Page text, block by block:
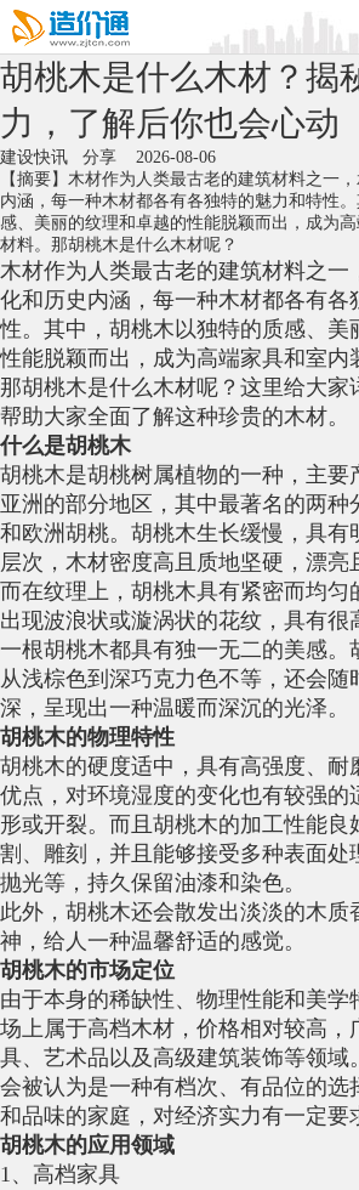
胡桃木是什么木材？揭
力，了解后你也会心动
建设快讯 分享 2026-08-06
【摘要】木材作为人类最古老的建筑材料之一
内涵，每一种木材都各有各独特的魅力和特性
感、美丽的纹理和卓越的性能脱颖而出，成为
材料。那胡桃木是什么木材呢？
木材作为人类最古老的建筑材料之一
化和历史内涵，每一种木材都各有各
性。其中，胡桃木以独特的质感、美
性能脱颖而出，成为高端家具和室内
那胡桃木是什么木材呢？这里给大家
帮助大家全面了解这种珍贵的木材。
什么是胡桃木
胡桃木是胡桃树属植物的一种，主要
亚洲的部分地区，其中最著名的两种
和欧洲胡桃。胡桃木生长缓慢，具有
层次，木材密度高且质地坚硬，漂亮
而在纹理上，胡桃木具有紧密而均匀
出现波浪状或漩涡状的花纹，具有很
一根胡桃木都具有独一无二的美感。
从浅棕色到深巧克力色不等，还会随
深，呈现出一种温暖而深沉的光泽。
胡桃木的物理特性
胡桃木的硬度适中，具有高强度、耐
优点，对环境湿度的变化也有较强的
形或开裂。而且胡桃木的加工性能良
割、雕刻，并且能够接受多种表面处
抛光等，持久保留油漆和染色。
此外，胡桃木还会散发出淡淡的木质
神，给人一种温馨舒适的感觉。
胡桃木的市场定位
由于本身的稀缺性、物理性能和美学
场上属于高档木材，价格相对较高，
具、艺术品以及高级建筑装饰等领域
会被认为是一种有档次、有品位的选
和品味的家庭，对经济实力有一定要
胡桃木的应用领域
1、高档家具